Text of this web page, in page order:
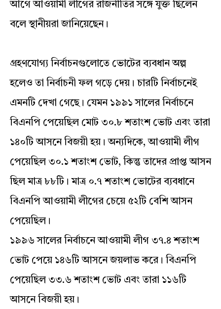
আগে আওয়ামী লীগের রাজনীতির সঙ্গে যুক্ত ছিলেন
বলে স্থানীয়রা জানিয়েছেন।
গ্রহণযোগ্য নির্বাচনগুলোতে ভোটের ব্যবধান অল্প
হলেও তা নির্বাচনী ফল গড়ে দেয়। চারটি নির্বাচনেই
এমনটি দেখা গেছে। যেমন ১৯৯১ সালের নির্বাচনে
বিএনপি পেয়েছিল মোট ৩০.৮ শতাংশ ভোট এবং তারা
১৪০টি আসনে বিজয়ী হয়। অন্যদিকে, আওয়ামী লীগ
পেয়েছিল ৩০.১ শতাংশ ভোট, কিন্তু তাদের প্রাপ্ত আসন
ছিল মাত্র ৮৮টি। মাত্র ০.৭ শতাংশ ভোটের ব্যবধানে
বিএনপি আওয়ামী লীগের চেয়ে ৫২টি বেশি আসন
পেয়েছিল।
১৯৯৬ সালের নির্বাচনে আওয়ামী লীগ ৩৭.৪ শতাংশ
ভোট পেয়ে ১৪৬টি আসনে জয়লাভ করে। বিএনপি
পেয়েছিল ৩৩.৬ শতাংশ ভোট এবং তারা ১১৬টি
আসনে বিজয়ী হয়।